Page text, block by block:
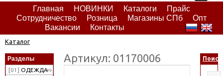
Главная НОВИНКИ Каталоги
Прайс
Сотрудничество
Розница Магазины СПб
Опт
Вакансии
Контакты
Каталог
Разделы
[01] ОДЕЖДА
Артикул: 01170006 Поиск